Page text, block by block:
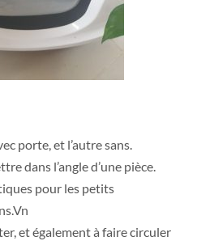
porte, et l’autre sans.
dans l’angle d’une pièce.
pour les petits
et également à faire circuler